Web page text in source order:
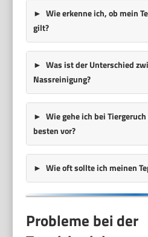
Wie erkenne ich, ob mein
gilt?
Was ist der Unterschied
Nassreinigung?
Wie gehe ich bei
besten vor?
Wie oft sollte ich meinen
Probleme bei der